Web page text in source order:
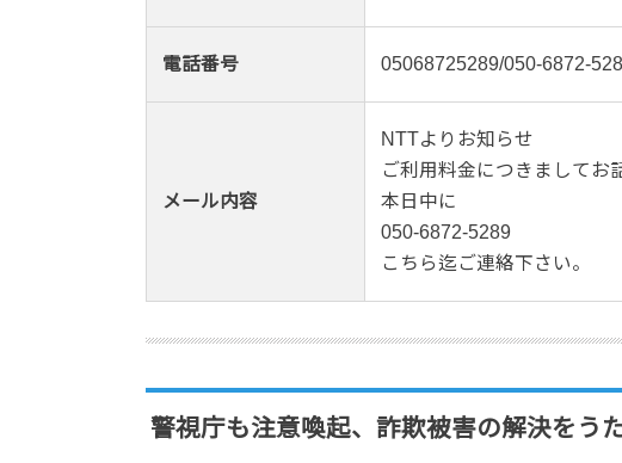
電話番号 05068725289/050-6872-
メール内容
NTTよりお知らせ
ご利用料金につきましてお
本日中に
050-6872-5289
こちら迄ご連絡下さい。
警視庁も注意喚起、詐欺被害の解決をう